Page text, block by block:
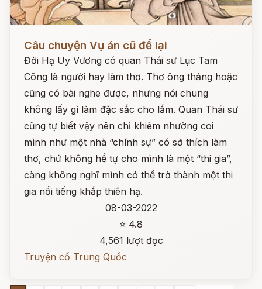
Câu chuyện Vụ án cũ để lại
Đời Hạ Uy Vương có quan Thái sư Lục Tam
Công là người hay làm thơ. Thơ ông thảng hoặc
cũng có bài nghe được, nhưng nói chung
không lấy gì làm đặc sắc cho lắm. Quan Thái sư
cũng tự biết vậy nên chỉ khiêm nhường coi
mình như một nhà “chính sự” có sở thích làm
thơ, chứ không hề tự cho mình là một “thi gia”,
càng không nghĩ mình có thể trở thành một thi
gia nổi tiếng khắp thiên hạ.
08-03-2022
⭐ 4.8
4,561 lượt đọc
Truyện cổ Trung Quốc